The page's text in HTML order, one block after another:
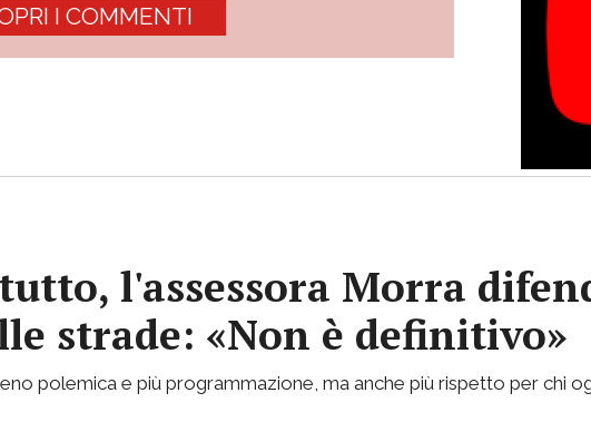
I COMMENTI
l'assessora Morra
strade: «Non è definitivo»
polemica e più programmazione, ma anche più rispetto per chi